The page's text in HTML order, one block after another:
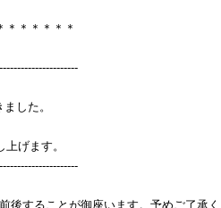
＊＊＊＊＊＊
した。
げます。
後することが御座います。予めご了承く